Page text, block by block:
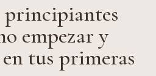
principiantes
empezar y
tus primeras